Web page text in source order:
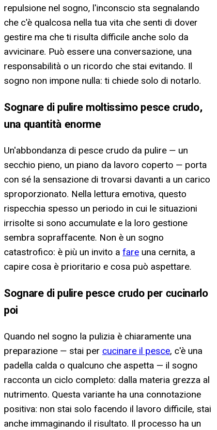
repulsione nel sogno, l'inconscio sta segnalando
che c'è qualcosa nella tua vita che senti di dover
gestire ma che ti risulta difficile anche solo da
avvicinare. Può essere una conversazione, una
responsabilità o un ricordo che stai evitando. Il
sogno non impone nulla: ti chiede solo di notarlo.
Sognare di pulire moltissimo pesce crudo,
una quantità enorme
Un'abbondanza di pesce crudo da pulire — un
secchio pieno, un piano da lavoro coperto — porta
con sé la sensazione di trovarsi davanti a un carico
sproporzionato. Nella lettura emotiva, questo
rispecchia spesso un periodo in cui le situazioni
irrisolte si sono accumulate e la loro gestione
sembra sopraffacente. Non è un sogno
catastrofico: è più un invito a fare una cernita, a
capire cosa è prioritario e cosa può aspettare.
Sognare di pulire pesce crudo per cucinarlo
poi
Quando nel sogno la pulizia è chiaramente una
preparazione — stai per cucinare il pesce, c'è una
padella calda o qualcuno che aspetta — il sogno
racconta un ciclo completo: dalla materia grezza al
nutrimento. Questa variante ha una connotazione
positiva: non stai solo facendo il lavoro difficile, stai
anche immaginando il risultato. Il processo ha un